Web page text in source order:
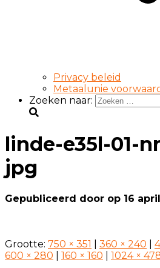
Privacy beleid
Metaalunie
Zoeken naar:
linde-e35l-01-
jpg
Gepubliceerd door op 16
Grootte: 750 × 351 360 × 240
600 × 280
160 × 160 1024 ×